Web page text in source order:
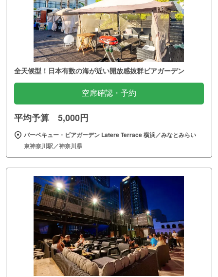
全天候型！日本有数の海が近い開放感抜群ビアガーデン
空席確認・予約
平均予算 5,000円
バーベキュー・ビアガーデン Latere Terrace 横浜／みなとみらい
東神奈川駅／神奈川県